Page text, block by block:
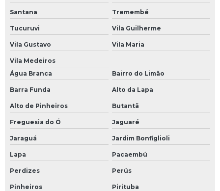
Manutenção preventiva de ups
Manutenção preventiva em inversor
Manutenção preventiva inversor de frequência
Manutenção preventiva servo motor
Manutenção ups
Mini cpu industrial
Módulo comum profibus
Modulo de clp
Módulo de comunicação plc
Santana Tremembé
Tucuruvi Vila Guilherme
Vila Gustavo Vila Maria
Vila Medeiros
Água Branca
Bairro do Limão
Barra Funda Alto da Lapa
Alto de Pinheiros Butantã
Freguesia do Ó Jaguaré
Jaraguá Jardim Bonfiglioli
Lapa Pacaembú
Perdizes Perús
Pinheiros Pirituba